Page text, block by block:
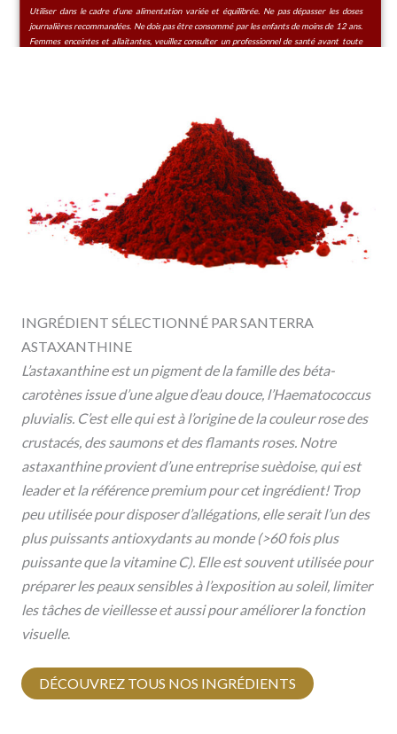
Utiliser dans le cadre d’une alimentation variée et équilibrée. Ne pas dépasser les doses
journalières recommandées. Ne dois pas être consommé par les enfants de moins de 12 ans.
Femmes enceintes et allaitantes, veuillez consulter un professionnel de santé avant toute
INGRÉDIENT SÉLECTIONNÉ PAR SANTERRA
ASTAXANTHINE
L’astaxanthine est un pigment de la famille des béta-
carotènes issue d’une algue d’eau douce, l’Haematococcus
pluvialis. C’est elle qui est à l’origine de la couleur rose des
crustacés, des saumons et des flamants roses. Notre
astaxanthine provient d’une entreprise suèdoise, qui est
leader et la référence premium pour cet ingrédient! Trop
peu utilisée pour disposer d’allégations, elle serait l’un des
plus puissants antioxydants au monde (>60 fois plus
puissante que la vitamine C). Elle est souvent utilisée pour
préparer les peaux sensibles à l’exposition au soleil, limiter
les tâches de vieillesse et aussi pour améliorer la fonction
visuelle.
DÉCOUVREZ TOUS NOS INGRÉDIENTS